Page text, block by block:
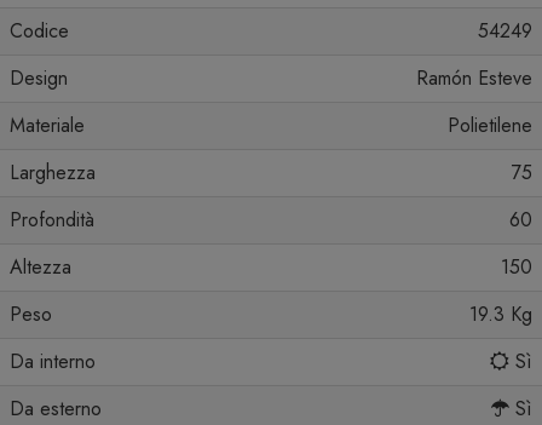
Codice
54249
Design
Ramón Esteve
Materiale
Polietilene
Larghezza
75
Profondità
60
Altezza
150
Peso
19.3 Kg
Da interno
Sì
Da esterno
Sì